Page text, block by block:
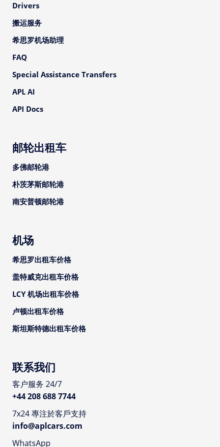
Drivers
搬运服务
希思罗机场助理
FAQ
Special Assistance Transfers
APL AI
API Docs
邮轮出租车
多佛邮轮港
朴茨茅斯邮轮港
南安普顿邮轮港
机场
希思罗出租车价格
盖特威克出租车价格
LCY 机场出租车价格
卢顿出租车价格
斯坦斯特德出租车价格
联系我们
客户服务 24/7
+44 208 688 7744
7x24 專注於客戶支持
info@aplcars.com
WhatsApp